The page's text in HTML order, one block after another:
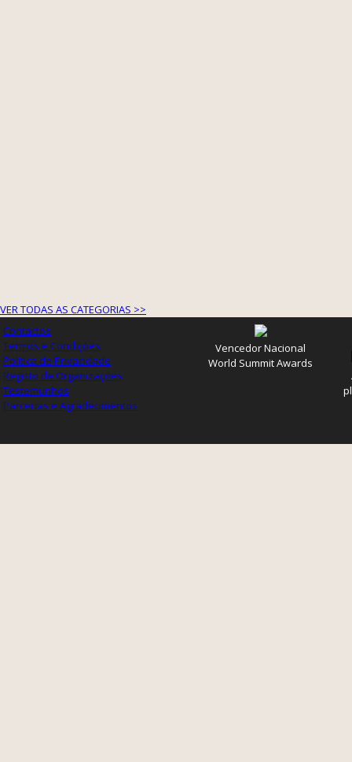
VER TODAS AS CATEGORIAS >>
Contactos
Termos e Condições
Política de Privacidade
Registo de Organizações
Testemunhos
Parcerias e Agradecimentos
Vencedor Nacional
World Summit Awards